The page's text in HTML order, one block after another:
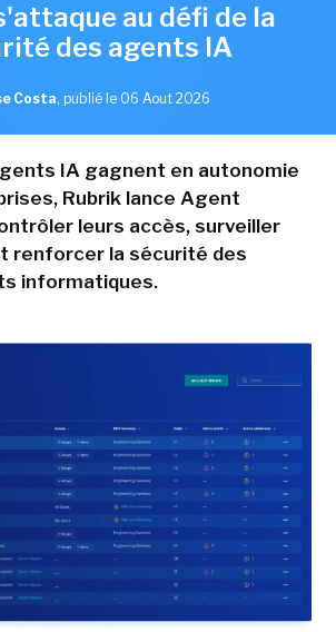
au défi de la
des agents IA
Costa, publié le 06 Aout 2026
IA gagnent en autonomie
Rubrik lance Agent
leurs accès, surveiller
renforcer la sécurité des
informatiques.